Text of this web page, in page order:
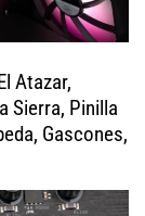
Atazar,
Sierra, Pinilla
Gascones,